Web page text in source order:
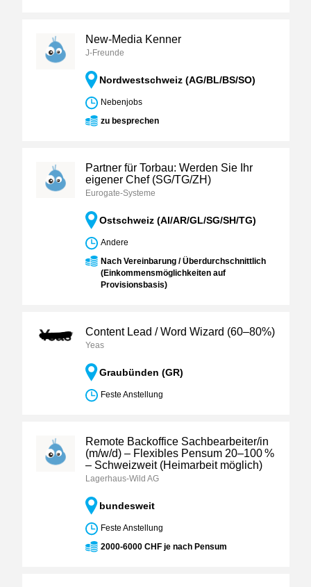
New-Media Kenner
J-Freunde
Nordwestschweiz (AG/BL/BS/SO)
Nebenjobs
zu besprechen
Partner für Torbau: Werden Sie Ihr
eigener Chef (SG/TG/ZH)
Eurogate-Systeme
Ostschweiz (AI/AR/GL/SG/SH/TG)
Andere
Nach Vereinbarung / Überdurchschnittlich
(Einkommensmöglichkeiten auf
Provisionsbasis)
Content Lead / Word Wizard (60–80%)
Yeas
Graubünden (GR)
Feste Anstellung
Remote Backoffice Sachbearbeiter/in
(m/w/d) – Flexibles Pensum 20–100 %
– Schweizweit (Heimarbeit möglich)
Lagerhaus-Wild AG
bundesweit
Feste Anstellung
2000-6000 CHF je nach Pensum